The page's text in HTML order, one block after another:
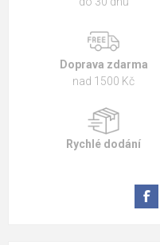
Doprava zdarma
nad 1500 Kč
Rychlé dodání